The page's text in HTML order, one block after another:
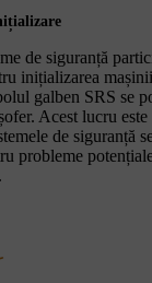
de siguranță
inițializarea
galben SRS se
Acest lucru este
de siguranță
probleme